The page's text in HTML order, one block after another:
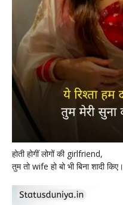
होती होगीं लोगों की girlfriend,
तुम तो wife हो बो भी बिना शादी किए।